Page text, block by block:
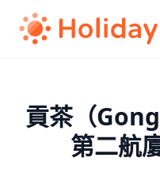
貢茶（
第二航